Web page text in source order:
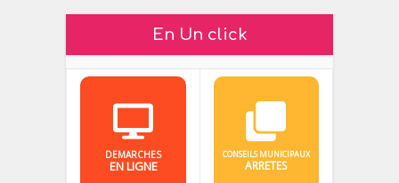
En Un click
DEMARCHES
EN LIGNE
CONSEILS MUNICIPAUX
ARRETES